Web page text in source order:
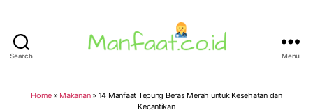
Search Menu
Home » Makanan» 14 Manfaat Tepung Beras Merah untuk Kesehatan dan
Kecantikan